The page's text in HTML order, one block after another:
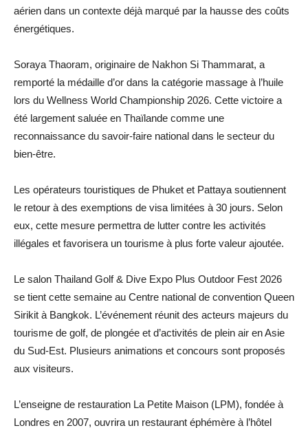
aérien dans un contexte déjà marqué par la hausse des coûts
énergétiques.
Soraya Thaoram, originaire de Nakhon Si Thammarat, a
remporté la médaille d’or dans la catégorie massage à l’huile
lors du Wellness World Championship 2026. Cette victoire a
été largement saluée en Thaïlande comme une
reconnaissance du savoir-faire national dans le secteur du
bien-être.
Les opérateurs touristiques de Phuket et Pattaya soutiennent
le retour à des exemptions de visa limitées à 30 jours. Selon
eux, cette mesure permettra de lutter contre les activités
illégales et favorisera un tourisme à plus forte valeur ajoutée.
Le salon Thailand Golf & Dive Expo Plus Outdoor Fest 2026
se tient cette semaine au Centre national de convention Queen
Sirikit à Bangkok. L’événement réunit des acteurs majeurs du
tourisme de golf, de plongée et d’activités de plein air en Asie
du Sud-Est. Plusieurs animations et concours sont proposés
aux visiteurs.
L’enseigne de restauration La Petite Maison (LPM), fondée à
Londres en 2007, ouvrira un restaurant éphémère à l’hôtel